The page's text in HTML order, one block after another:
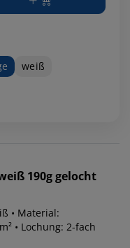
weiß
190g gelocht
• Material:
• Lochung: 2-fach